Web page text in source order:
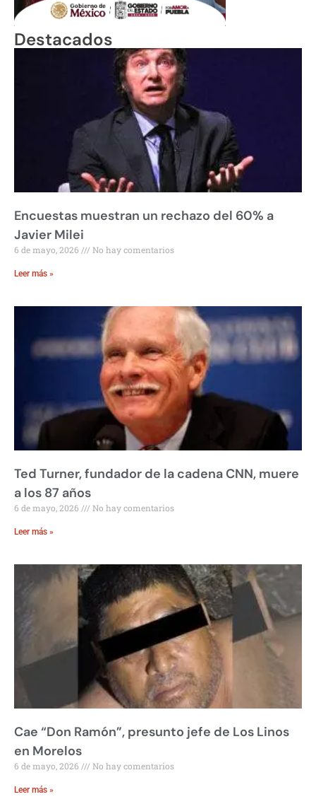
Destacados
Encuestas muestran un rechazo del 60% a
Javier Milei
6 de mayo, 2026 No hay comentarios
Leer más »
Ted Turner, fundador de la cadena CNN, muere
a los 87 años
6 de mayo, 2026 No hay comentarios
Leer más »
Cae “Don Ramón”, presunto jefe de Los Linos
en Morelos
6 de mayo, 2026 No hay comentarios
Leer más »